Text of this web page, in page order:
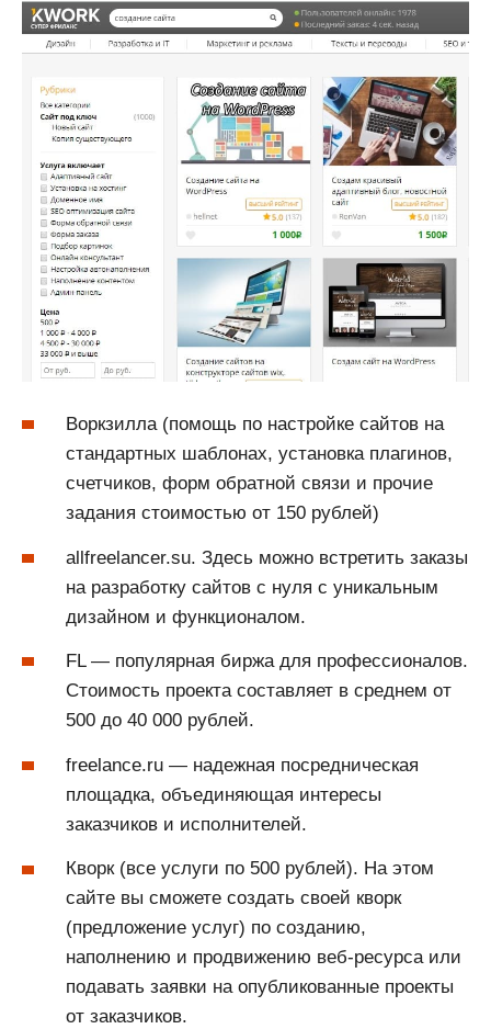
Воркзилла (помощь по настройке сайтов на
стандартных шаблонах, установка плагинов,
счетчиков, форм обратной связи и прочие
задания стоимостью от 150 рублей)
allfreelancer.su. Здесь можно встретить заказы
на разработку сайтов с нуля с уникальным
дизайном и функционалом.
FL — популярная биржа для профессионалов.
Стоимость проекта составляет в среднем от
500 до 40 000 рублей.
freelance.ru — надежная посредническая
площадка, объединяющая интересы
заказчиков и исполнителей.
Кворк (все услуги по 500 рублей). На этом
сайте вы сможете создать своей кворк
(предложение услуг) по созданию,
наполнению и продвижению веб-ресурса или
подавать заявки на опубликованные проекты
от заказчиков.